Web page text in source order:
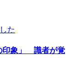
た
印象」 識者が覚